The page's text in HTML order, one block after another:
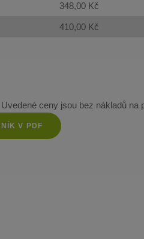
348,00 Kč
410,00 Kč
Uvedené ceny jsou bez nákladů na
V PDF